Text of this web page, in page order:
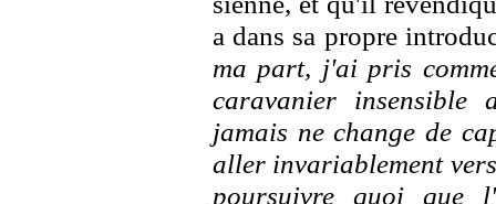
a dans sa propre
ma part, j'ai pris
caravanier insensible
jamais ne change de
aller invariablement
poursuivre quoi que